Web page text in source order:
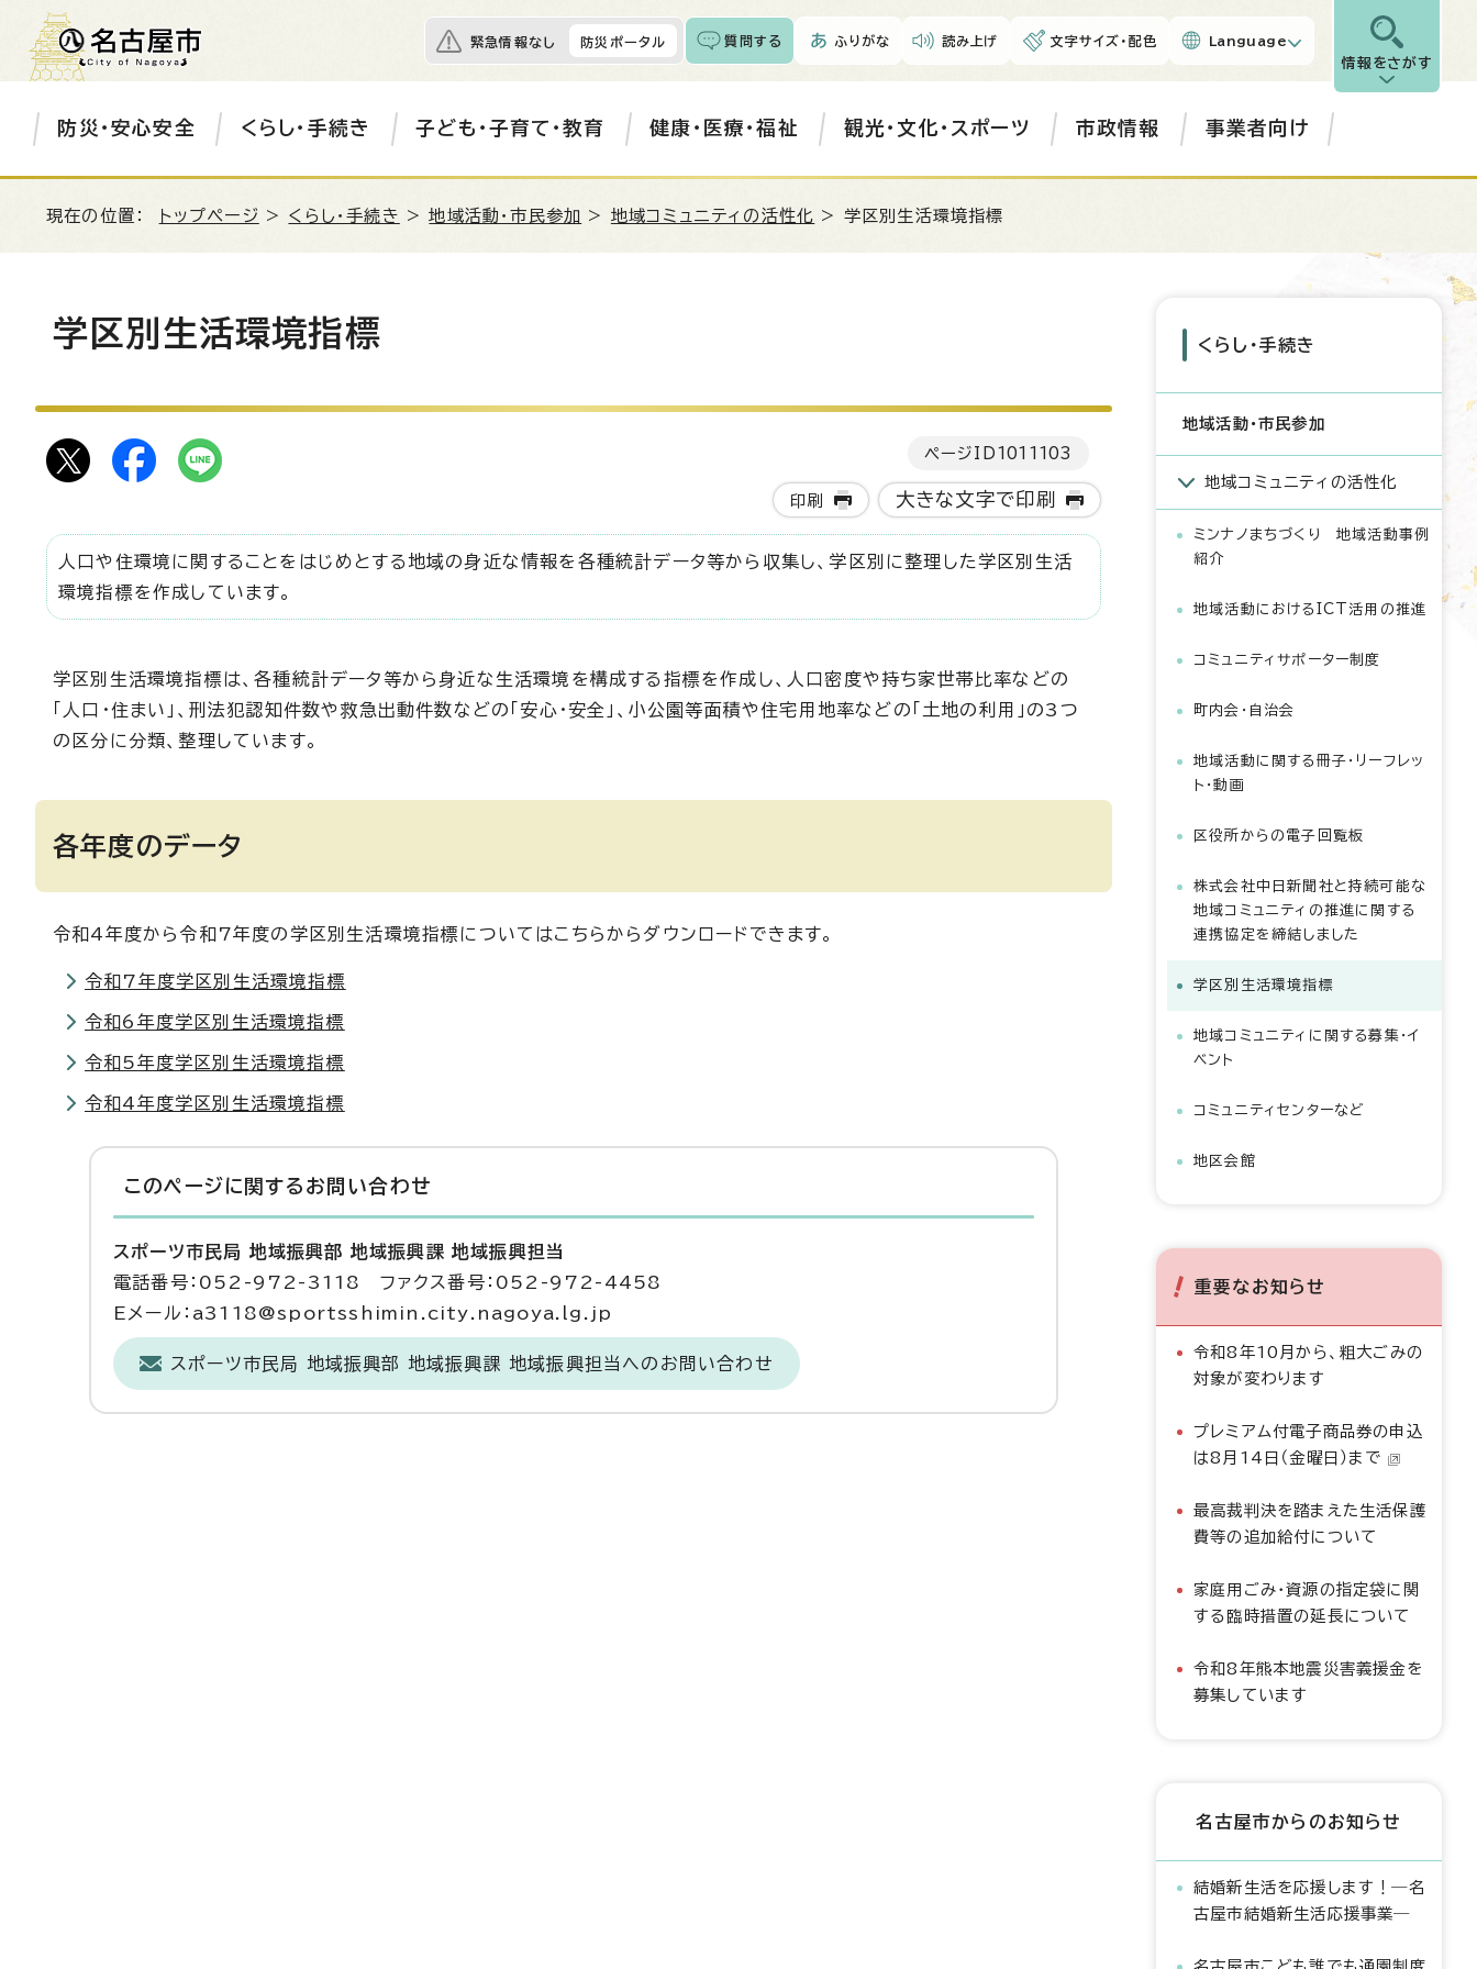
緊急情報なし 防災ポータル 質問する ふりがな 読み上げ 文字サイズ・配色 Language
情報をさがす
防災・安心安全 くらし・手続き 子ども・子育て・教育 健康・医療・福祉 観光・文化・スポーツ 市政情報 事業者向け
現在の位置： トップページ > くらし・手続き >地域活動・市民参加 > 地域コミュニティの活性化 > 学区別生活環境指標
学区別生活環境指標
ページID 1011103
印刷 大きな文字で印刷
人口や住環境に関することをはじめとする地域の身近な情報を各種統計データ等から収集し、学区別に整理した学区別生活
環境指標を作成しています。
学区別生活環境指標は、各種統計データ等から身近な生活環境を構成する指標を作成し、人口密度や持ち家世帯比率などの
「人口・住まい」、刑法犯認知件数や救急出動件数などの「安心・安全」、小公園等面積や住宅用地率などの「土地の利用」の3つ
の区分に分類、整理しています。
各年度のデータ
令和4年度から令和7年度の学区別生活環境指標についてはこちらからダウンロードできます。
令和7年度学区別生活環境指標
令和6年度学区別生活環境指標
令和5年度学区別生活環境指標
令和4年度学区別生活環境指標
このページに関する お問い合わせ
スポーツ市民局 地域振興部 地域振興課 地域振興担当
電話番号：052-972-3118 ファクス番号：052-972-4458
Eメール：a3118@sportsshimin.city.nagoya.lg.jp
スポーツ市民局 地域振興部 地域振興課 地域振興担当へのお問い合わせ
くらし・手続き
地域活動・市民参加
地域コミュニティの活性化
ミンナノまちづくり 地域活動事例
紹介
地域活動におけるICT活用の推進
コミュニティサポーター制度
町内会・自治会
地域活動に関する冊子・リーフレッ
ト・動画
区役所からの電子回覧板
株式会社中日新聞社と持続可能な
地域コミュニティの推進に関する
連携協定を締結しました
学区別生活環境指標
地域コミュニティに関する募集・イ
ベント
コミュニティセンターなど
地区会館
重要なお知らせ
令和8年10月から、粗大ごみの
対象が変わります
プレミアム付電子商品券の申込
は8月14日（金曜日）まで
最高裁判決を踏まえた生活保護
費等の追加給付について
家庭用ごみ・資源の指定袋に関
する臨時措置の延長について
令和8年熊本地震災害義援金を
募集しています
名古屋市からのお知らせ
結婚新生活を応援します！―名
古屋市結婚新生活応援事業―